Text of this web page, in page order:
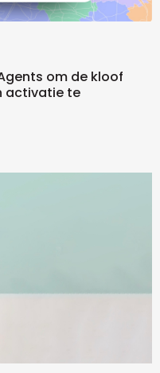
om de kloof
activatie te